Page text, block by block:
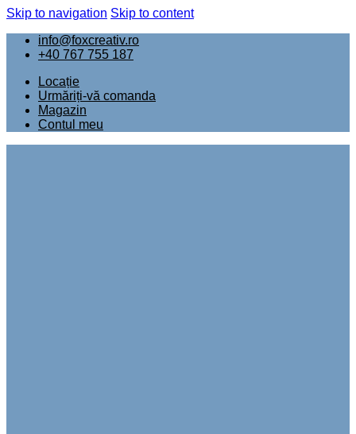
Skip to navigation Skip to content
info@foxcreativ.ro
+40 767 755 187
Locație
Urmăriți-vă comanda
Magazin
Contul meu